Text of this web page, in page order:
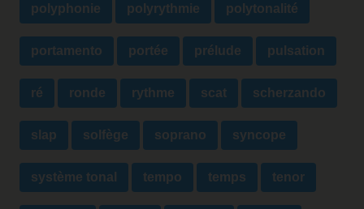
polyphonie polyrythmie polytonalité
portamento portée prélude pulsation
ré ronde rythme scat scherzando
slap solfège soprano syncope
système tonal tempo temps tenor